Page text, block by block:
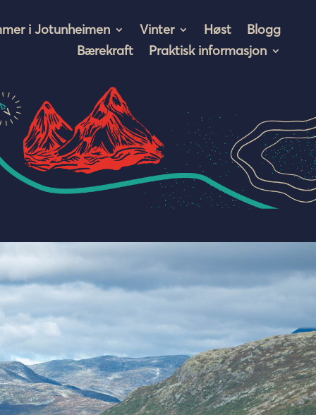
i Jotunheimen Vinter Høst
Blogg
Bærekraft
Praktisk informasjon